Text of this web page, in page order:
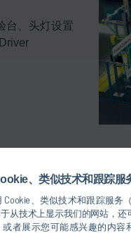
、类似技术和跟踪服
、类似技术和跟踪服务
于从技术上显示我们的网站，
者展示您可能感兴趣的内容
台、头灯设置
一览：